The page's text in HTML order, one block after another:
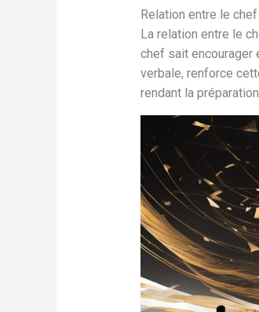
Relation entre le
La relation entre le
chef sait encourager
verbale, renforce
rendant la